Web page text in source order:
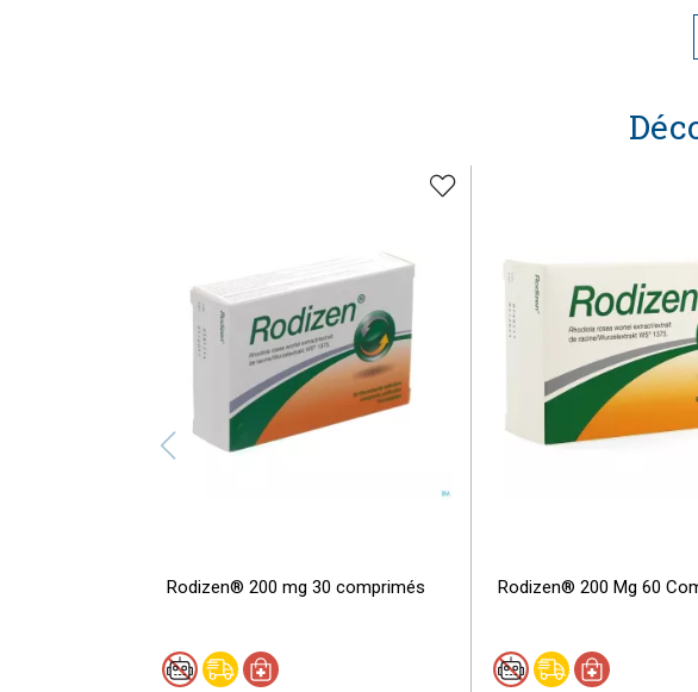
Rodizen® 200 mg 30 comprimés Rodizen® 200 Mg 60